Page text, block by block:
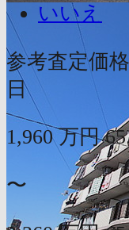
いいえ
参考査定価格
日
1,960 万円
〜